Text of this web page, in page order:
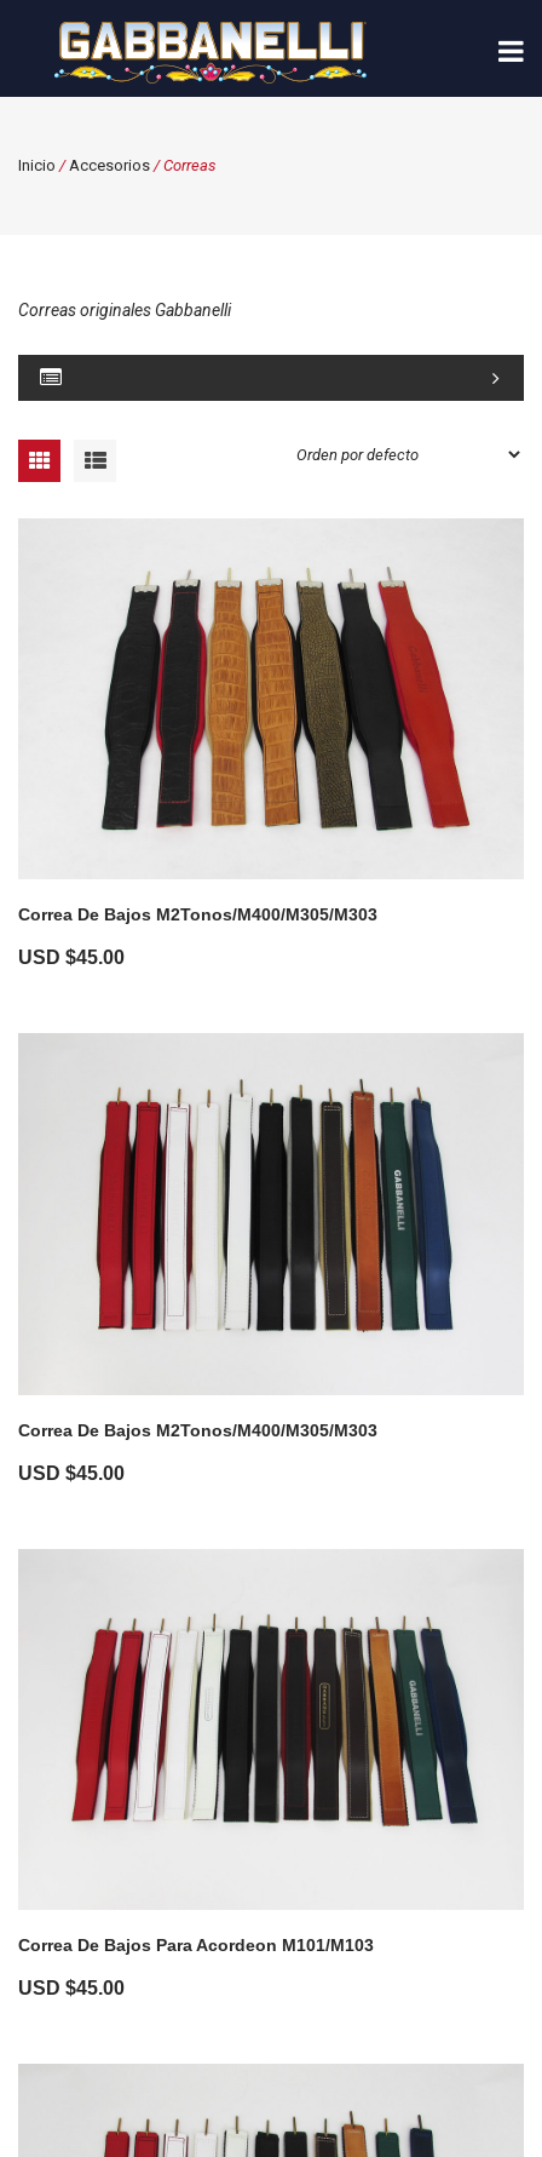
Inicio /Accesorios / Correas
Correas originales Gabbanelli
Correa De Bajos M2Tonos/M400/M305/M303
USD $45.00
Correa De Bajos M2Tonos/M400/M305/M303
USD $45.00
Correa De Bajos Para Acordeon M101/M103
USD $45.00